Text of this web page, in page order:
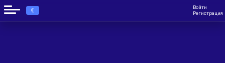
€
Войти
Регистрация